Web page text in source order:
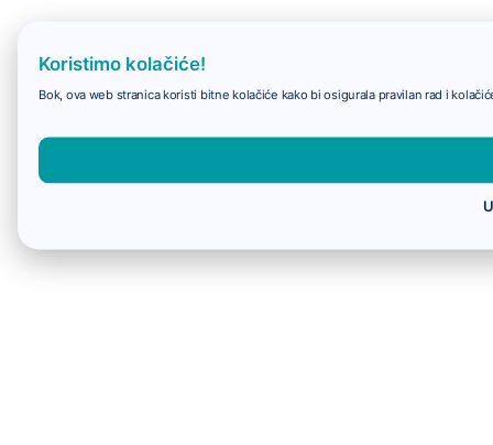
Koristimo kolačiće!
Bok, ova web stranica koristi bitne kolačiće kako bi osigurala pravilan rad i